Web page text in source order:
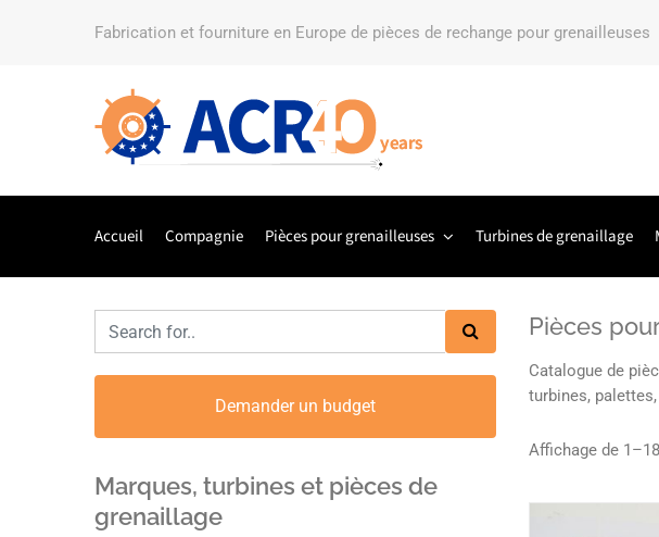
Fabrication et fourniture en Europe de pièces de rechange pour grenailleuses
Accueil Compagnie Pièces pour grenailleuses Turbines de grenaillage
Pièces
Catalogue de
turbines,
Affichage de
Demander un budget
Marques, turbines et pièces de
grenaillage